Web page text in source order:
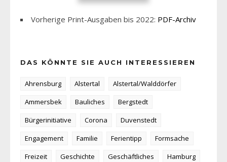
Vorherige Print-Ausgaben bis 2022: PDF-Archiv
DAS KÖNNTE SIE AUCH INTERESSIEREN
Ahrensburg Alstertal
Alstertal/Walddörfer
Ammersbek
Bauliches
Bergstedt
Bürgerinitiative
Corona
Duvenstedt
Engagement
Familie Ferientipp
Formsache
Freizeit
Geschichte Geschäftliches
Hamburg